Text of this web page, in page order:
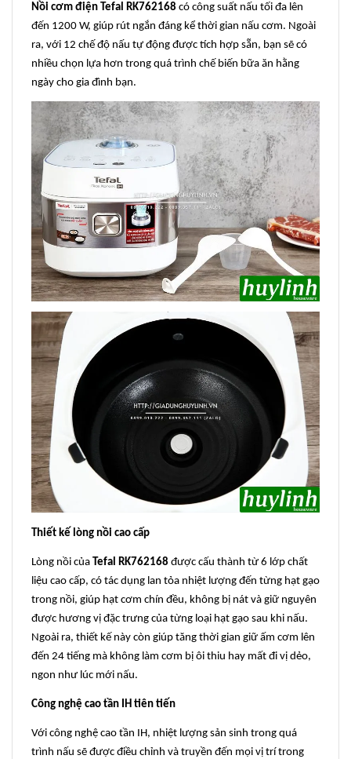
Nồi cơm điện Tefal RK762168 có công suất nấu tối đa lên
đến 1200 W, giúp rút ngắn đáng kể thời gian nấu cơm. Ngoài
ra, với 12 chế độ nấu tự động được tích hợp sẵn, bạn sẽ có
nhiều chọn lựa hơn trong quá trình chế biến bữa ăn hằng
ngày cho gia đình bạn.
Thiết kế lòng nồi cao cấp
Lòng nồi của Tefal RK762168 được cấu thành từ 6 lớp chất
liệu cao cấp, có tác dụng lan tỏa nhiệt lượng đến từng hạt gạo
trong nồi, giúp hạt cơm chín đều, không bị nát và giữ nguyên
được hương vị đặc trưng của từng loại hạt gạo sau khi nấu.
Ngoài ra, thiết kế này còn giúp tăng thời gian giữ ấm cơm lên
đến 24 tiếng mà không làm cơm bị ôi thiu hay mất đi vị dẻo,
ngon như lúc mới nấu.
Công nghệ cao tần IH tiên tiến
Với công nghệ cao tần IH, nhiệt lượng sản sinh trong quá
trình nấu sẽ được điều chỉnh và truyền đến mọi vị trí trong